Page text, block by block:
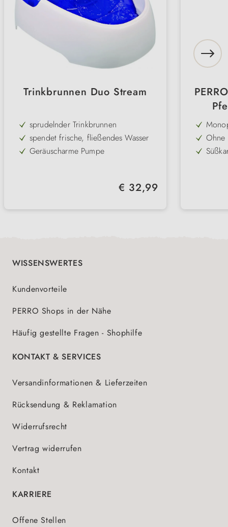
Trinkbrunnen Duo Stream
sprudelnder Trinkbrunnen
spendet frische, fließendes Wasser
Geräuscharme Pumpe
Regulärer Preis:
€ 32,99
für
WISSENSWERTES
Kundenvorteile
PERRO Shops in der Nähe
Häufig gestellte Fragen - Shophilfe
KONTAKT & SERVICES
Versandinformationen & Lieferzeiten
Rücksendung & Reklamation
Widerrufsrecht
Vertrag widerrufen
Kontakt
KARRIERE
Offene Stellen